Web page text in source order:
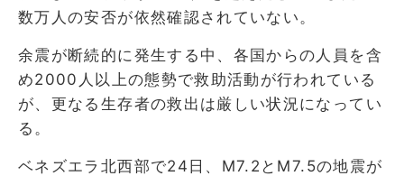
数万人の安否が依然確認されていない。
余震が断続的に発生する中、各国からの人員を含
め2000人以上の態勢で救助活動が行われている
が、更なる生存者の救出は厳しい状況になってい
る。
ベネズエラ北西部で24日、M7.2とM7.5の地震が